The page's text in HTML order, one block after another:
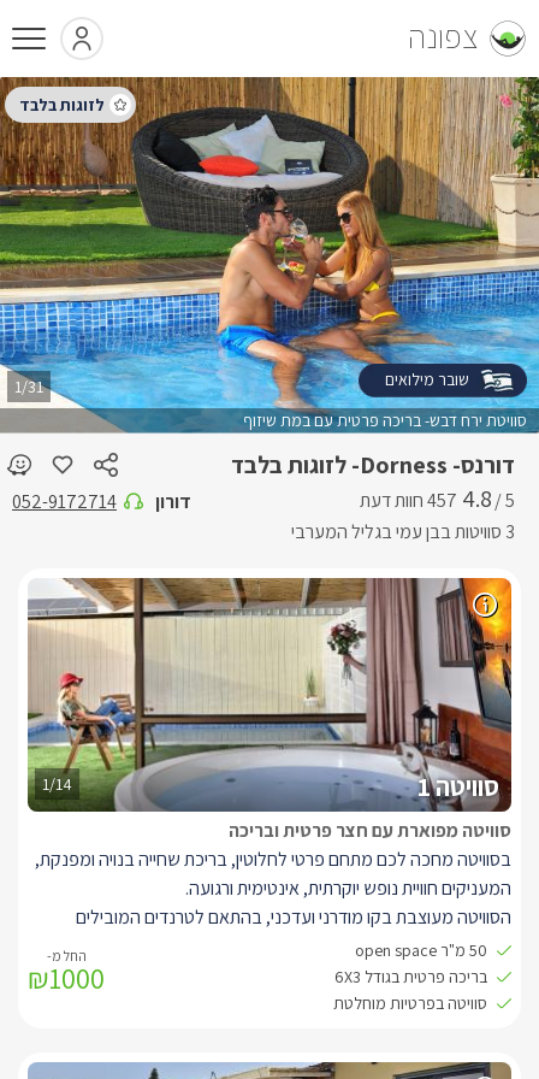
צפונה
דורנס- Dorness- לזוגות בלבד
5 /
4.8
3 סוויטות בבן עמי בגליל המערבי
דורון 052-9172714
סוויטת ירח דבש- בריכה פרטית עם במת שיזוף
1/31 שובר מילואים
1/14 סוויטה 1
סוויטה מפוארת עם חצר פרטית ובריכה
בסוויטה מחכה לכם מתחם פרטי לחלוטין, בריכת שחייה בנויה ומפנקת,
המעניקים חוויית נופש יוקרתית, אינטימית ורגועה.
הסוויטה מעוצבת בקו מודרני ועדכני, בהתאם לטרנדים המובילים
בעולם העיצוב, מאובזרת ברמה גבוהה ומוקפת גדר איכותית לשמירה
מרבית על פרטיות האורחים.
בחלל הפנים תיהנו ממיטה זוגית מפנקת, שידות תואמות משני צידיה,
היוקרה והפינוק. לרשותכם טלוויזיה חכמה עם סטרימר מובנה וערוצי
50 מ"ר open space
בריכה פרטית בגודל 6X3
סוויטה בפרטיות מוחלטת
₪1000